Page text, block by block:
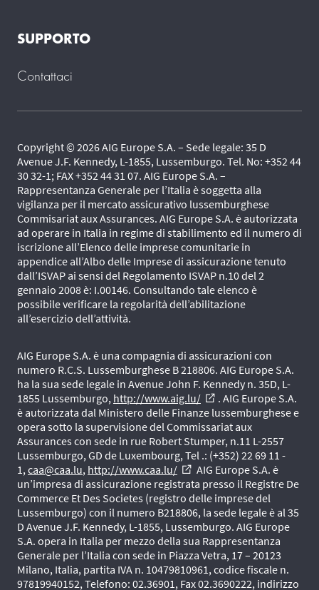
SUPPORTO
Contattaci
Copyright © 2026 AIG Europe S.A. – Sede legale: 35 D
Avenue J.F. Kennedy, L-1855, Lussemburgo. Tel. No: +352 44
30 32-1; FAX +352 44 31 07. AIG Europe S.A. –
Rappresentanza Generale per l’Italia è soggetta alla
vigilanza per il mercato assicurativo lussemburghese
Commisariat aux Assurances. AIG Europe S.A. è autorizzata
ad operare in Italia in regime di stabilimento ed il numero di
iscrizione all’Elenco delle imprese comunitarie in
appendice all’Albo delle Imprese di assicurazione tenuto
dall’ISVAP ai sensi del Regolamento ISVAP n.10 del 2
gennaio 2008 è: I.00146. Consultando tale elenco è
possibile verificare la regolarità dell’abilitazione
all’esercizio dell’attività.
AIG Europe S.A. è una compagnia di assicurazioni con
numero R.C.S. Lussemburghese B 218806. AIG Europe S.A.
ha la sua sede legale in Avenue John F. Kennedy n. 35D, L-
1855 Lussemburgo, http://www.aig.lu/ external_link . AIG Europe S.A.
è autorizzata dal Ministero delle Finanze lussemburghese e
opera sotto la supervisione del Commissariat aux
Assurances con sede in rue Robert Stumper, n.11 L-2557
Lussemburgo, GD de Luxembourg, Tel .: (+352) 22 69 11 -
1, caa@caa.lu, http://www.caa.lu/ external_link AIG Europe S.A. è
un’impresa di assicurazione registrata presso il Registre De
Commerce Et Des Societes (registro delle imprese del
Lussemburgo) con il numero B218806, la sede legale è al 35
D Avenue J.F. Kennedy, L-1855, Lussemburgo. AIG Europe
S.A. opera in Italia per mezzo della sua Rappresentanza
Generale per l’Italia con sede in Piazza Vetra, 17 – 20123
Milano, Italia, partita IVA n. 10479810961, codice fiscale n.
97819940152, Telefono: 02.36901, Fax 02.3690222, indirizzo